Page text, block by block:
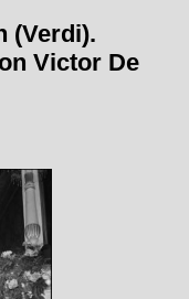
(Verdi).
Victor De